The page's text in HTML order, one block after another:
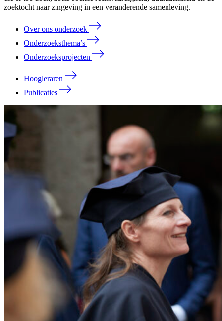
zoektocht naar zingeving in een veranderende samenleving.
Over ons onderzoek
Onderzoeksthema’s
Onderzoeksprojecten
Hoogleraren
Publicaties